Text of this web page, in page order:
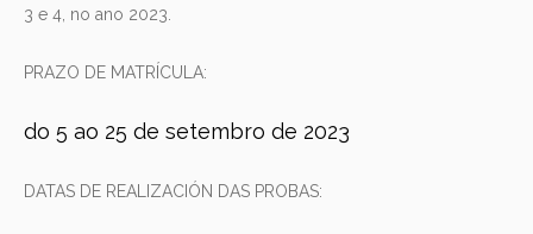
3 e 4, no ano 2023.
PRAZO DE MATRÍCULA:
do 5 ao 25 de setembro de 2023
DATAS DE REALIZACIÓN DAS PROBAS: